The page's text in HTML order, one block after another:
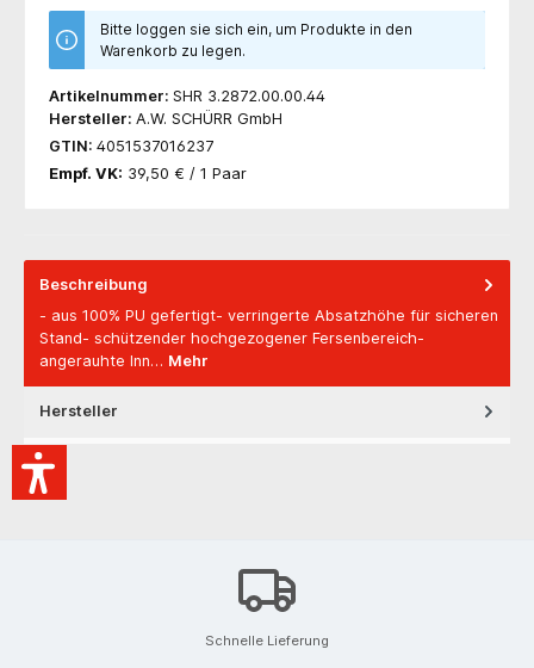
Bitte loggen sie sich ein, um Produkte in den
Warenkorb zu legen.
Artikelnummer: SHR 3.2872.00.00.44
Hersteller: A.W. SCHÜRR GmbH
GTIN: 4051537016237
Empf. VK: 39,50 € / 1 Paar
Beschreibung
- aus 100% PU gefertigt- verringerte Absatzhöhe für sicheren
Stand- schützender hochgezogener Fersenbereich-
angerauhte Inn… Mehr
Hersteller
Schnelle Lieferung